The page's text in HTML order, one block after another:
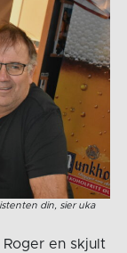
din, sier uka
en skjult